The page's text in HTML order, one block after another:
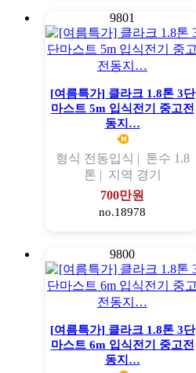
9801
[여름특가] 클라크 1.8톤 3단
마스트 5m 입식전기 중고전
동지…
형식 전동입식 | 톤수 1.8
톤 | 지역 경기
700만원
no.18978
9800
[여름특가] 클라크 1.8톤 3단
마스트 6m 입식전기 중고전
동지…